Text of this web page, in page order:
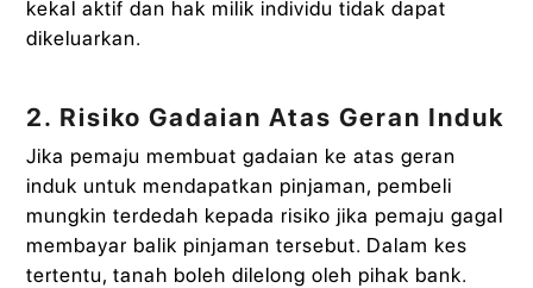
kekal aktif dan hak milik individu tidak dapat
dikeluarkan.
2. Risiko Gadaian Atas Geran Induk
Jika pemaju membuat gadaian ke atas geran
induk untuk mendapatkan pinjaman, pembeli
mungkin terdedah kepada risiko jika pemaju gagal
membayar balik pinjaman tersebut. Dalam kes
tertentu, tanah boleh dilelong oleh pihak bank.